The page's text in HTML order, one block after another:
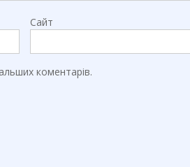
Сайт
коментарів.